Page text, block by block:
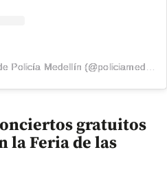
gratuitos
la Feria de las